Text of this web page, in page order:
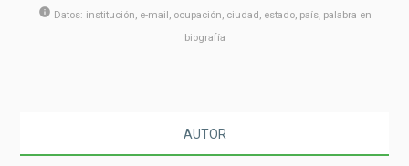
info Datos: institución, e-mail, ocupación, ciudad, estado, país, palabra en
biografía
AUTOR